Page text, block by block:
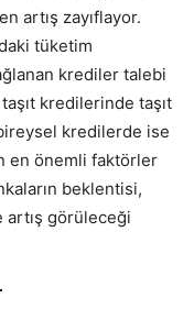
artış zayıflayor.
tüketim
krediler talebi
kredilerinde taşıt
kredilerde ise
en önemli faktörler
beklentisi,
görüleceği